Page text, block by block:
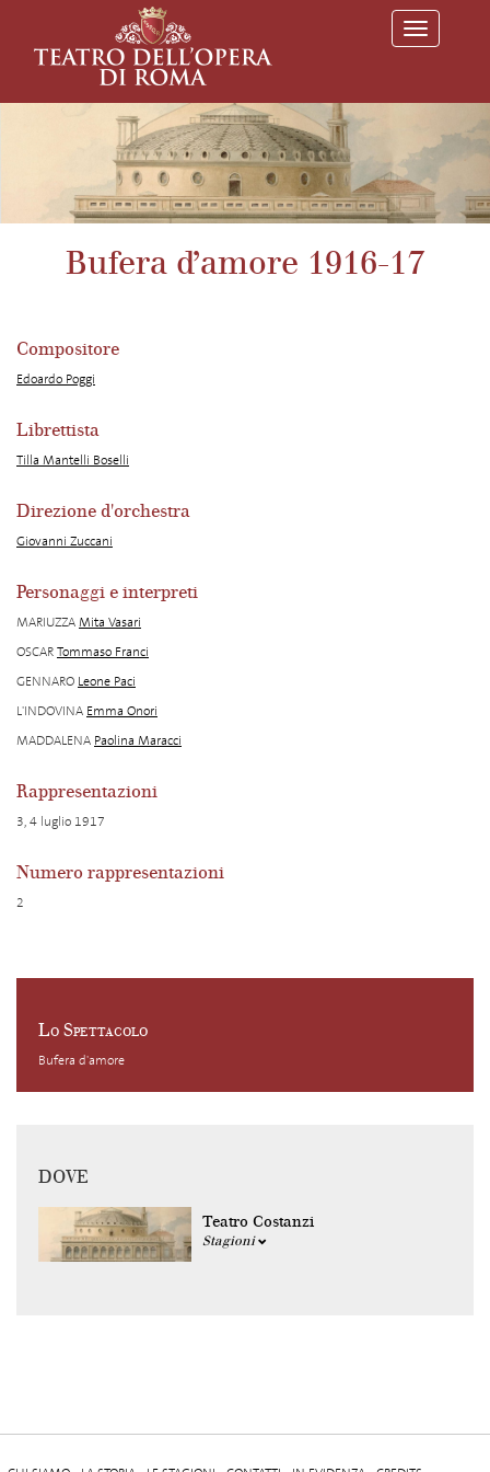
T
o
l
a
i
g
t
i
Bufera d’amore 1916-17
Compositore
Edoardo Poggi
Librettista
Tilla Mantelli Boselli
Direzione d'orchestra
Giovanni Zuccani
Personaggi e interpreti
MARIUZZAMita Vasari
OSCARTommaso Franci
GENNARO Leone Paci
L'INDOVINA Emma Onori
MADDALENA Paolina Maracci
Rappresentazioni
3, 4 luglio 1917
Numero rappresentazioni
2
Lo Spettacolo
Bufera d'amore
DOVE
Teatro Costanzi
Stagioni